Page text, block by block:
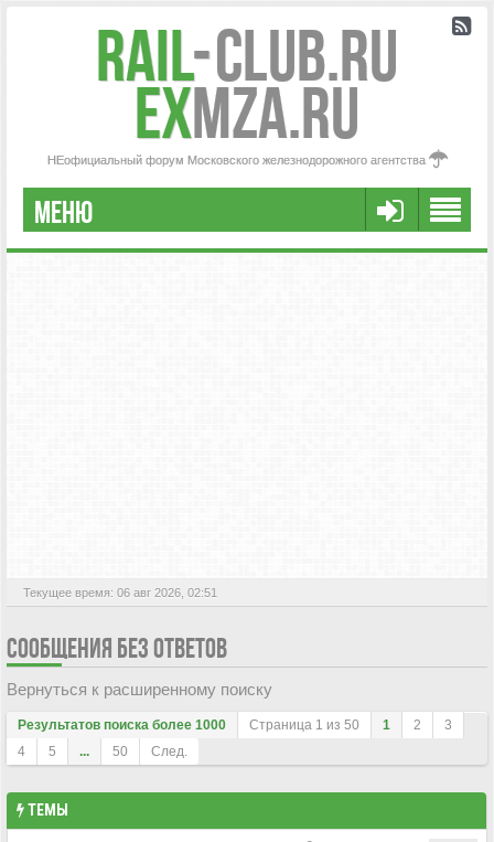
Rail-Club.RU
exMZA.RU
НЕофициальный форум Московского железнодорожного агентства
МЕНЮ
РЕГИСТРАЦИЯ
Текущее время: 06 авг 2026, 02:51
СООБЩЕНИЯ БЕЗ ОТВЕТОВ
Вернуться к расширенному поиску
Результатов поиска более 1000 Страница 1 из 50 1 2
3
4
5 ... 50 След.
ТЕМЫ